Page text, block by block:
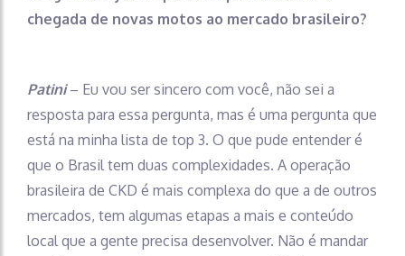
chegada de novas motos ao mercado brasileiro?
Patini– Eu vou ser sincero com você, não sei a
resposta para essa pergunta, mas é uma pergunta que
está na minha lista de top 3. O que pude entender é
que o Brasil tem duas complexidades. A operação
brasileira de CKD é mais complexa do que a de outros
mercados, tem algumas etapas a mais e conteúdo
local que a gente precisa desenvolver. Não é mandar